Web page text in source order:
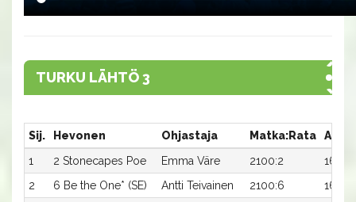
TURKU LÄHTÖ 3
Sij. Hevonen Ohjastaja Matka:Rata
Aika
1
2 Stonecapes Poe Emma Väre 2100:2
16,2a
2
6 Be the One* (SE) Antti Teivainen 2100:6
16,5a